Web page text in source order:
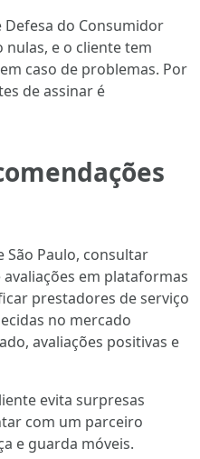
do Consumidor
nulas, e o cliente tem
caso de problemas. Por
de assinar é
São Paulo, consultar
em plataformas
prestadores de serviço
no mercado
avaliações positivas e
evita surpresas
com um parceiro
e guarda móveis.